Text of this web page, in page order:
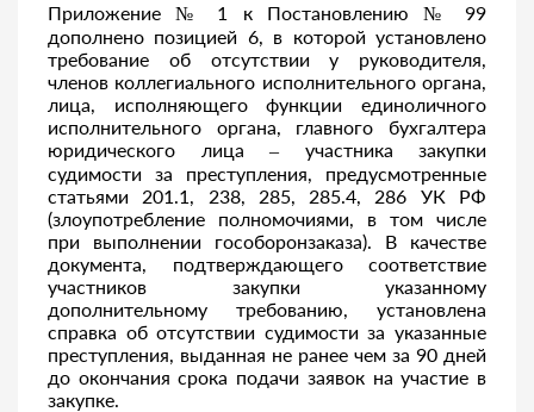
Приложение № 1 к Постановлению № 99
дополнено позицией 6, в которой установлено
требование об отсутствии у руководителя,
членов коллегиального исполнительного органа,
лица, исполняющего функции единоличного
исполнительного органа, главного бухгалтера
юридического лица – участника закупки
судимости за преступления, предусмотренные
статьями 201.1, 238, 285, 285.4, 286 УК РФ
(злоупотребление полномочиями, в том числе
при выполнении гособоронзаказа). В качестве
документа, подтверждающего соответствие
участников закупки указанному
дополнительному требованию, установлена
справка об отсутствии судимости за указанные
преступления, выданная не ранее чем за 90 дней
до окончания срока подачи заявок на участие в
закупке.